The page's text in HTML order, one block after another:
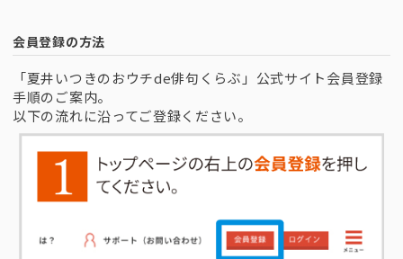
会員登録の方法
「夏井いつきのおウチde俳句くらぶ」公式サイト会員登録
手順のご案内。
以下の流れに沿ってご登録ください。